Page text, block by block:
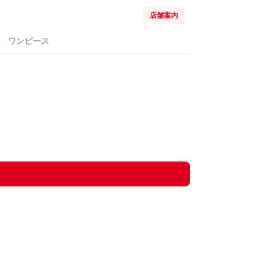
店舗案内
ワンピース